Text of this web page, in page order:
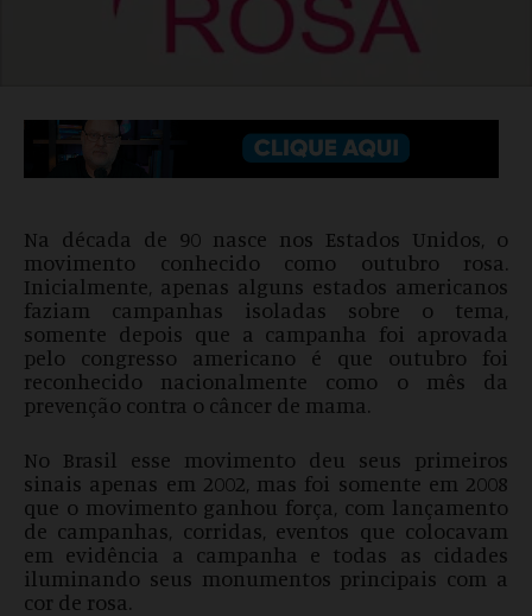
Na década de 90 nasce nos Estados Unidos, o
movimento conhecido como outubro rosa.
Inicialmente, apenas alguns estados americanos
faziam campanhas isoladas sobre o tema,
somente depois que a campanha foi aprovada
pelo congresso americano é que outubro foi
reconhecido nacionalmente como o mês da
prevenção contra o câncer de mama.
No Brasil esse movimento deu seus primeiros
sinais apenas em 2002, mas foi somente em 2008
que o movimento ganhou força, com lançamento
de campanhas, corridas, eventos que colocavam
em evidência a campanha e todas as cidades
iluminando seus monumentos principais com a
cor de rosa.